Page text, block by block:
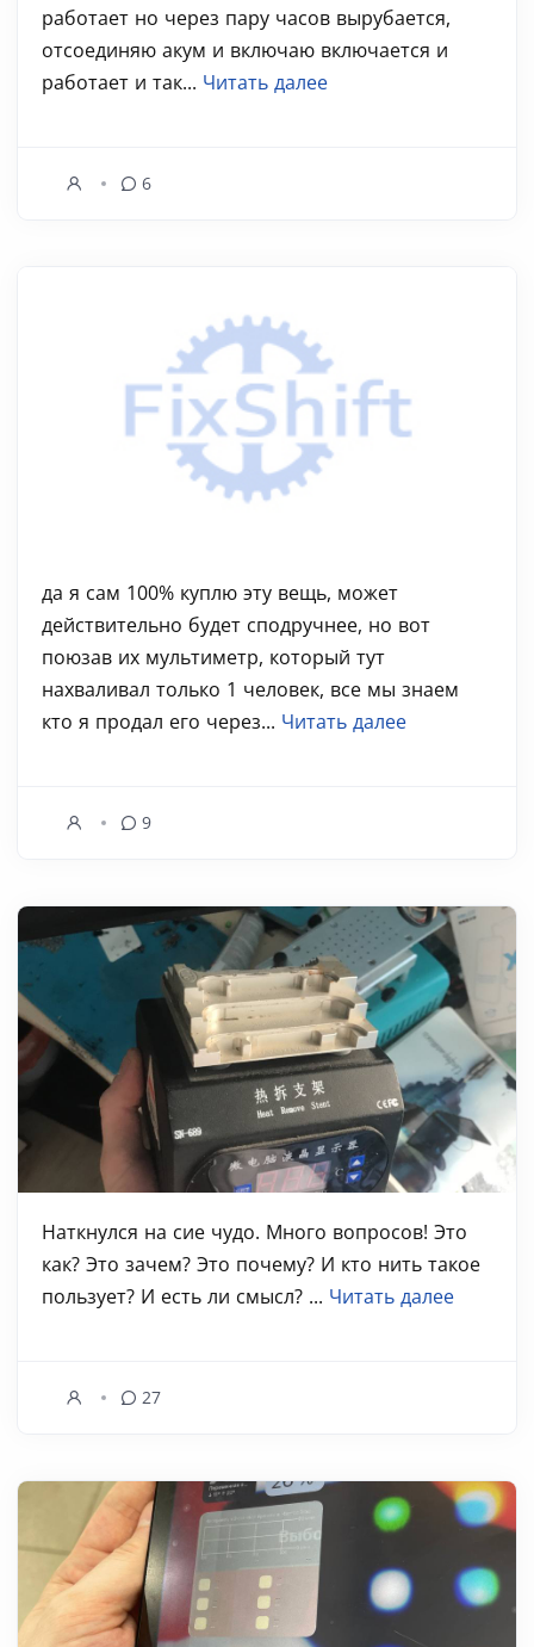
работает но через пару часов вырубается,
отсоединяю акум и включаю включается и
работает и так... Читать далее
6
да я сам 100% куплю эту вещь, может
действительно будет сподручнее, но вот
поюзав их мультиметр, который тут
нахваливал только 1 человек, все мы знаем
кто я продал его через... Читать далее
9
Наткнулся на сие чудо. Много вопросов! Это
как? Это зачем? Это почему? И кто нить такое
пользует? И есть ли смысл? ... Читать далее
27